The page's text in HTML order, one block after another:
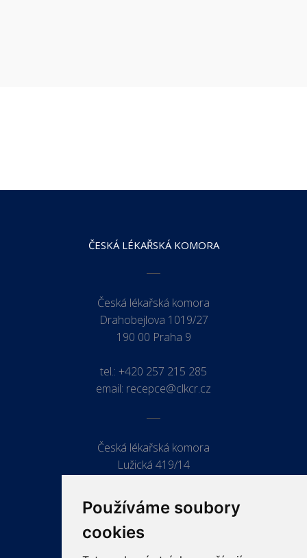
Používáme soubory
cookies
ČESKÁ LÉKAŘSKÁ KOMORA
Česká lékařská komora
Drahobejlova 1019/27
190 00 Praha 9
tel.: +420 257 215 285
email: recepce@clkcr.cz
Česká lékařská komora
Lužická 419/14